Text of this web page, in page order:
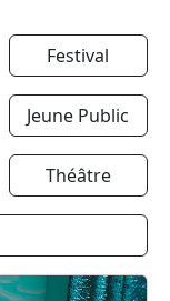
Festival
Jeune Public
Théâtre